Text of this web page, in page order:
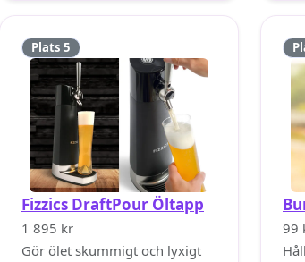
Plats 5
Fizzics DraftPour Öltapp
1 895 kr
Gör ölet skummigt och lyxigt
99